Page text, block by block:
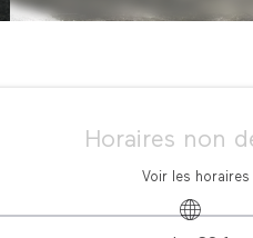
Ouverture
Horaires non
Voir les horaires